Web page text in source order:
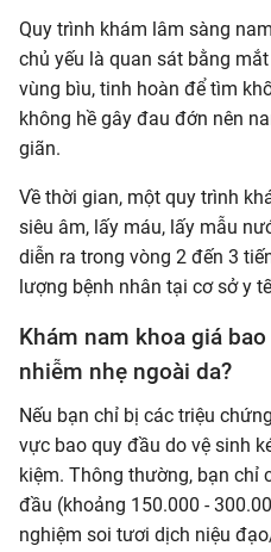
Quy trình khám lâm sàng
chủ yếu là quan sát bằng
vùng bìu, tinh hoàn để tìm
không hề gây đau đớn nên
giãn.
Về thời gian, một quy trình
siêu âm, lấy máu, lấy mẫu
diễn ra trong vòng 2 đến 3
lượng bệnh nhân tại cơ sở y
Khám nam khoa giá
nhiễm nhẹ ngoài da?
Nếu bạn chỉ bị các triệu
vực bao quy đầu do vệ sinh
kiệm. Thông thường, bạn chỉ
đầu (khoảng 150.000 -
nghiệm soi tươi dịch niệu